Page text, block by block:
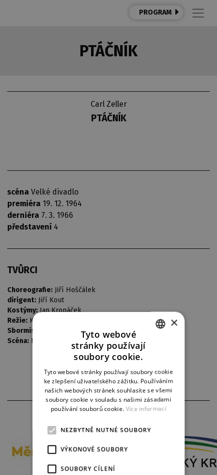
PROGRAM
PTÁČNÍK
Carl Zeller
PTÁČNÍK
scéna Velké divadlo
premiéra 19. 12. 1964
derniéra 7. 3. 1966
představení 4
TVŮRCI
Choreografie: Jiří Hoščálek
dirigent: Jiří Kout
Kostýmy: Jan Kropáček
Režie: Karel Berman
Sbormistr:
Bedřich Macenauer / Petr Broch
Scéna: Květoslav Bubeník
PARTNEŘI DIVADLA
GERMAN
×
Tyto webové
stránky používají
soubory cookie.
Tyto webové stránky používají soubory cookie
ke zlepšení uživatelského zážitku. Používáním
našich webových stránek souhlasíte se všemi
soubory cookie v souladu s našimi zásadami
používání souborů cookie. Více informací
NEZBYTNĚ NUTNÉ SOUBORY
VÝKONOVÉ SOUBORY
SOUBORY CÍLENÍ